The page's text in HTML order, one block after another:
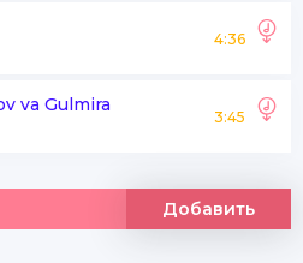
4:36
va Gulmira
3:45
Добавить